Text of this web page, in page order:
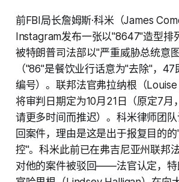
前FBI局长詹姆斯·科米（James
Instagram发布一张以"8647"造型排
被特朗普司法部以"严重威胁总统意
（"86"是餐饮业行话意为"去除"，
编号）。联邦法官弗拉纳根（
将审判日期定为10月21日（原定7月
请更多时间而推迟）。科米律师团
回案件，理由是这是出于报复目的
控"。科米此前已在弗吉尼亚州联邦
对他的案件被驳回——法官认定，特